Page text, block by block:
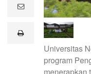
e
lprint
Universitas
program